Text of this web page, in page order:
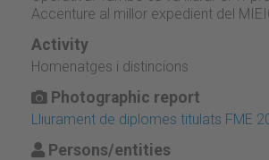
Accenture al millor expedient del
Activity
Homenatges i distincions
Photographic report
Lliurament de diplomes titulats FME
Persons/entities